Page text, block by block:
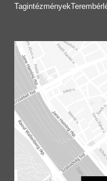
Tagintézmények